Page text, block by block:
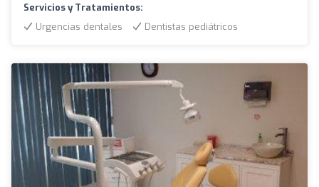
Servicios y Tratamientos:
Urgencias dentales
Dentistas pediátricos